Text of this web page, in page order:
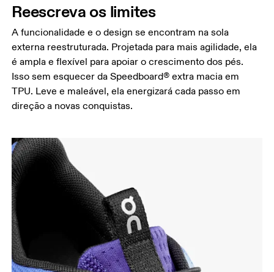
Reescreva os limites
A funcionalidade e o design se encontram na sola
externa reestruturada. Projetada para mais agilidade, ela
é ampla e flexível para apoiar o crescimento dos pés.
Isso sem esquecer da Speedboard® extra macia em
TPU. Leve e maleável, ela energizará cada passo em
direção a novas conquistas.